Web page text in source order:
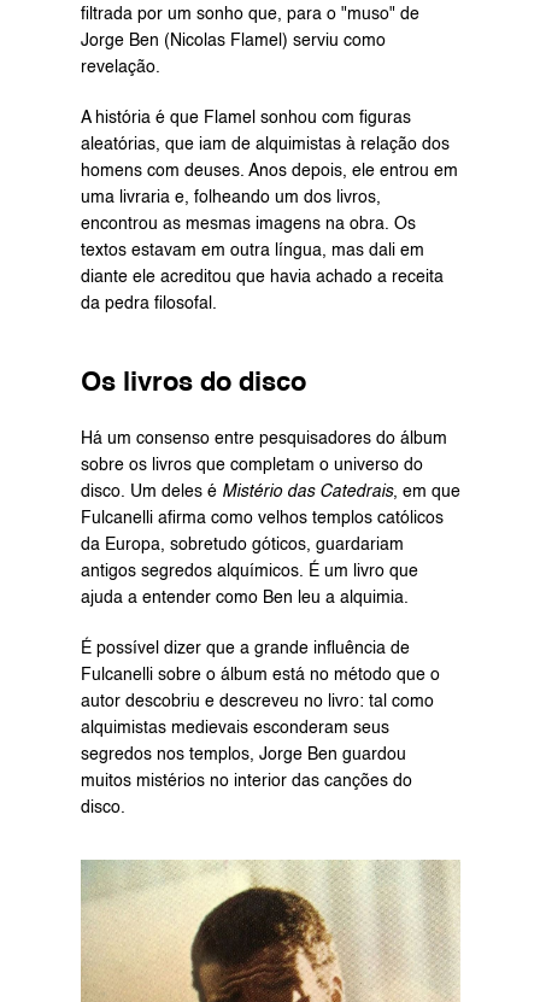
filtrada por um sonho que, para o "muso" de
Jorge Ben (Nicolas Flamel) serviu como
revelação.
A história é que Flamel sonhou com figuras
aleatórias, que iam de alquimistas à relação dos
homens com deuses. Anos depois, ele entrou em
uma livraria e, folheando um dos livros,
encontrou as mesmas imagens na obra. Os
textos estavam em outra língua, mas dali em
diante ele acreditou que havia achado a receita
da pedra filosofal.
Os livros do disco
Há um consenso entre pesquisadores do álbum
sobre os livros que completam o universo do
disco. Um deles é Mistério das Catedrais, em que
Fulcanelli afirma como velhos templos católicos
da Europa, sobretudo góticos, guardariam
antigos segredos alquímicos. É um livro que
ajuda a entender como Ben leu a alquimia.
É possível dizer que a grande influência de
Fulcanelli sobre o álbum está no método que o
autor descobriu e descreveu no livro: tal como
alquimistas medievais esconderam seus
segredos nos templos, Jorge Ben guardou
muitos mistérios no interior das canções do
disco.